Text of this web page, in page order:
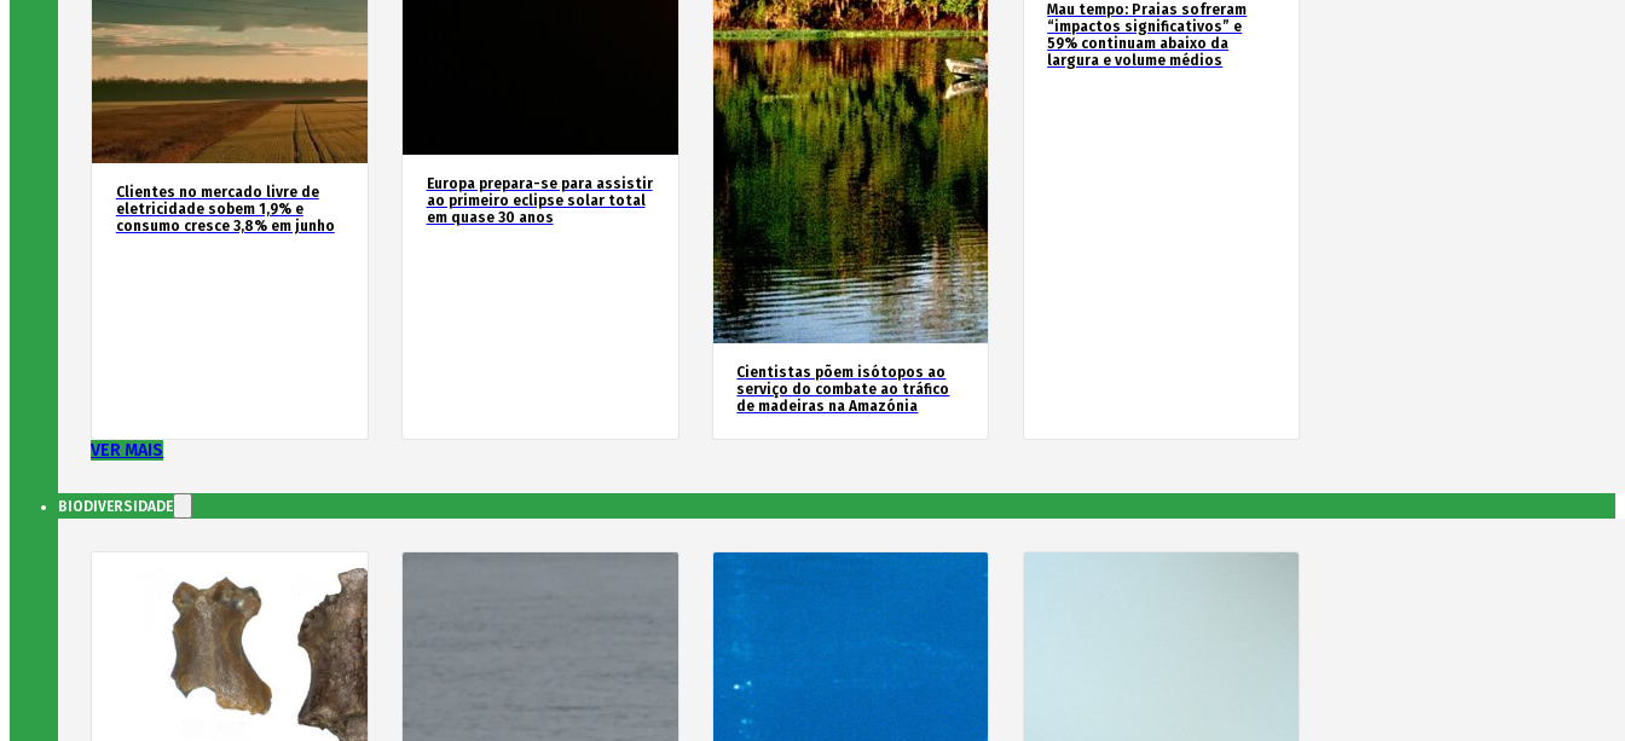
Clientes no mercado livre de
eletricidade sobem 1,9% e
consumo cresce 3,8% em junho
Europa prepara-se para assistir
ao primeiro eclipse solar total
em quase 30 anos
Cientistas põem isótopos ao
serviço do combate ao tráfico
de madeiras na Amazónia
Mau tempo: Praias sofreram
“impactos significativos” e
59% continuam abaixo da
largura e volume médios
VER MAIS
BIODIVERSIDADE